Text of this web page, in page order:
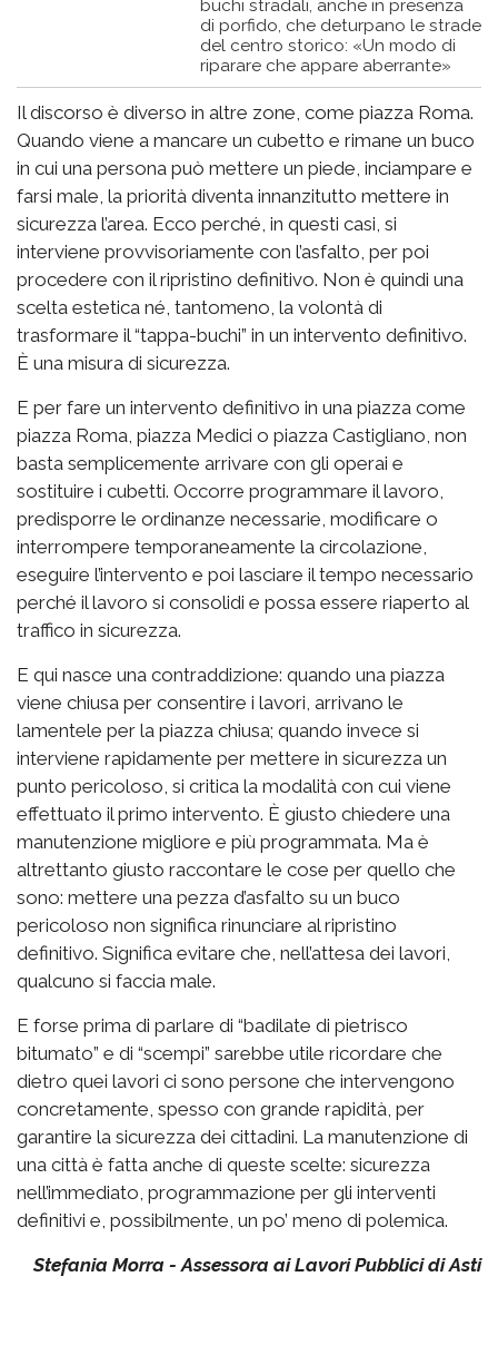
buchi stradali, anche in presenza
di porfido, che deturpano le strade
del centro storico: «Un modo di
riparare che appare aberrante»
Il discorso è diverso in altre zone, come piazza Roma.
Quando viene a mancare un cubetto e rimane un buco
in cui una persona può mettere un piede, inciampare e
farsi male, la priorità diventa innanzitutto mettere in
sicurezza l’area. Ecco perché, in questi casi, si
interviene provvisoriamente con l’asfalto, per poi
procedere con il ripristino definitivo. Non è quindi una
scelta estetica né, tantomeno, la volontà di
trasformare il “tappa-buchi” in un intervento definitivo.
È una misura di sicurezza.
E per fare un intervento definitivo in una piazza come
piazza Roma, piazza Medici o piazza Castigliano, non
basta semplicemente arrivare con gli operai e
sostituire i cubetti. Occorre programmare il lavoro,
predisporre le ordinanze necessarie, modificare o
interrompere temporaneamente la circolazione,
eseguire l’intervento e poi lasciare il tempo necessario
perché il lavoro si consolidi e possa essere riaperto al
traffico in sicurezza.
E qui nasce una contraddizione: quando una piazza
viene chiusa per consentire i lavori, arrivano le
lamentele per la piazza chiusa; quando invece si
interviene rapidamente per mettere in sicurezza un
punto pericoloso, si critica la modalità con cui viene
effettuato il primo intervento. È giusto chiedere una
manutenzione migliore e più programmata. Ma è
altrettanto giusto raccontare le cose per quello che
sono: mettere una pezza d’asfalto su un buco
pericoloso non significa rinunciare al ripristino
definitivo. Significa evitare che, nell’attesa dei lavori,
qualcuno si faccia male.
E forse prima di parlare di “badilate di pietrisco
bitumato” e di “scempi” sarebbe utile ricordare che
dietro quei lavori ci sono persone che intervengono
concretamente, spesso con grande rapidità, per
garantire la sicurezza dei cittadini. La manutenzione di
una città è fatta anche di queste scelte: sicurezza
nell’immediato, programmazione per gli interventi
definitivi e, possibilmente, un po’ meno di polemica.
Stefania Morra - Assessora ai Lavori Pubblici di Asti